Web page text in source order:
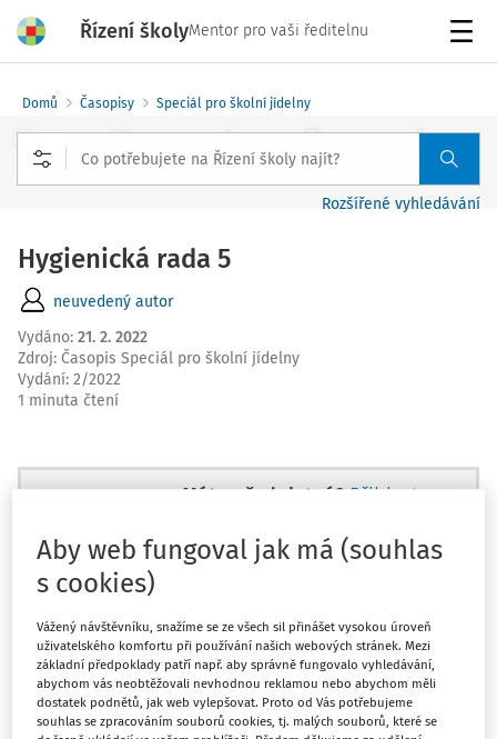
Řízení školyMentor pro vaši ředitelnu
Domů Časopisy Speciál pro školní jídelny
Rozšířené vyhledávání
Hygienická rada 5
neuvedený autor
Vydáno: 21. 2. 2022
Zdroj: Časopis Speciál pro školní jídelny
Vydání: 2/2022
1 minuta čtení
Máte předplatné? Přihlaste se.
Tento dokument je jen pro
předplatitele.
Nemáte předplatné? Nevadí!
Aby web fungoval jak má (souhlas
s cookies)
Vážený návštěvníku, snažíme se ze všech sil přinášet vysokou úroveň
uživatelského komfortu při používání našich webových stránek. Mezi
základní předpoklady patří např. aby správně fungovalo vyhledávání,
abychom vás neobtěžovali nevhodnou reklamou nebo abychom měli
dostatek podnětů, jak web vylepšovat. Proto od Vás potřebujeme
souhlas se zpracováním souborů cookies, tj. malých souborů, které se